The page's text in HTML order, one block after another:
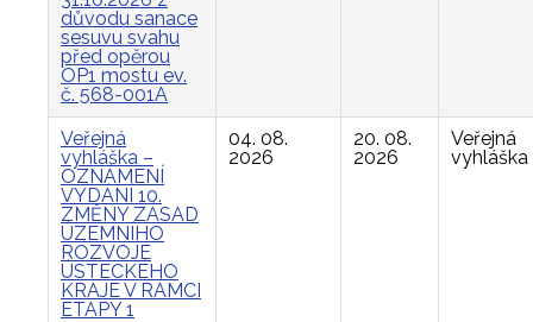
důvodu sanace
sesuvu svahu
před opěrou
OP1 mostu ev.
č. 568-001A
Veřejná
vyhláška –
OZNÁMENÍ
VYDÁNÍ 10.
ZMĚNY ZÁSAD
ÚZEMNÍHO
ROZVOJE
ÚSTECKÉHO
KRAJE V RÁMCI
ETAPY 1
04. 08.
2026
20. 08.
2026
Veřejná
vyhláška